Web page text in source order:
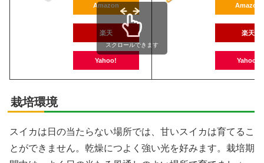
Amazon
楽天
Yahoo!
Amazon
楽天
Yahoo!
スクロールできます
栽培環境
スイカは日の当たらない場所では、甘いスイカは育てるこ
とができません。乾燥につよく強い光を好みます。栽培期